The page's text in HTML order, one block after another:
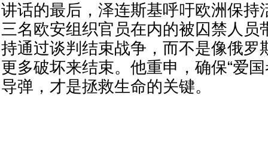
讲话的最后，泽连斯基呼吁欧洲保持
三名欧安组织官员在内的被囚禁人员
持通过谈判结束战争，而不是像俄罗
更多破坏来结束。他重申，确保“爱
导弹，才是拯救生命的关键。